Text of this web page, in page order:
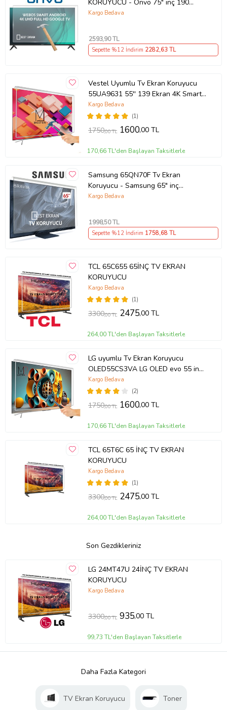
KORUYUCU - Onvo 75" inç 190
Ekran QLED Şeffaf Koruma paneli
Kargo Bedava
2593,90 TL
Sepette %12 İndirim 2282,63 TL
Vestel Uyumlu Tv Ekran Koruyucu
55UA9631 55'' 139 Ekran 4K Smart
Android TV
(1)
Kargo Bedava
1750,00 TL 1600,00 TL
170,66 TL'den Başlayan Taksitlerle
Samsung 65QN70F Tv Ekran
Koruyucu - Samsung 65" inç
KIRILMAZ QLED KORUYUCU
Kargo Bedava
1998,50 TL
Sepette %12 İndirim 1758,68 TL
TCL 65C655 65İNÇ TV EKRAN
KORUYUCU
(1)
Kargo Bedava
3300,00 TL 2475,00 TL
264,00 TL'den Başlayan Taksitlerle
LG uyumlu Tv Ekran Koruyucu
OLED55CS3VA LG OLED evo 55 inç
inc CS3 Serisi 4K Smart TV
(2)
Kargo Bedava
1750,00 TL 1600,00 TL
170,66 TL'den Başlayan Taksitlerle
TCL 65T6C 65 İNÇ TV EKRAN
KORUYUCU
(1)
Kargo Bedava
3300,00 TL 2475,00 TL
264,00 TL'den Başlayan Taksitlerle
Son Gezdikleriniz
LG 24MT47U 24İNÇ TV EKRAN
KORUYUCU
Kargo Bedava
3300,00 TL 935,00 TL
99,73 TL'den Başlayan Taksitlerle
Daha Fazla Kategori
TV Ekran Koruyucu Toner